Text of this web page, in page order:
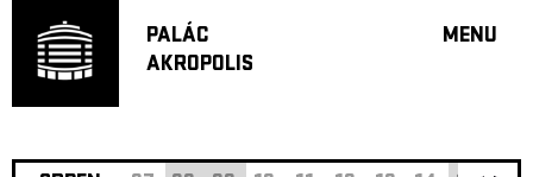
PALÁC
AKROPOLIS
MENU